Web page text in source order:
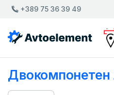
+389 75 36 39 49
Двокомпонетен